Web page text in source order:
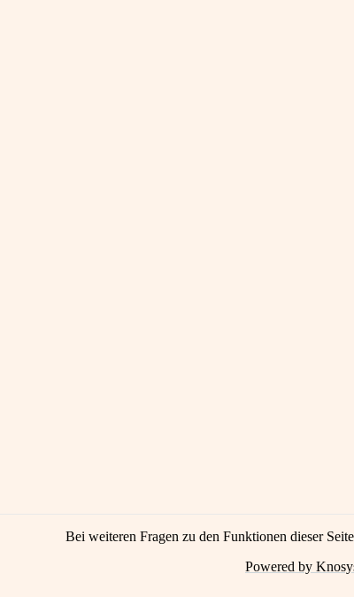
Bei weiteren Fragen zu den Funktionen dieser
Powered by